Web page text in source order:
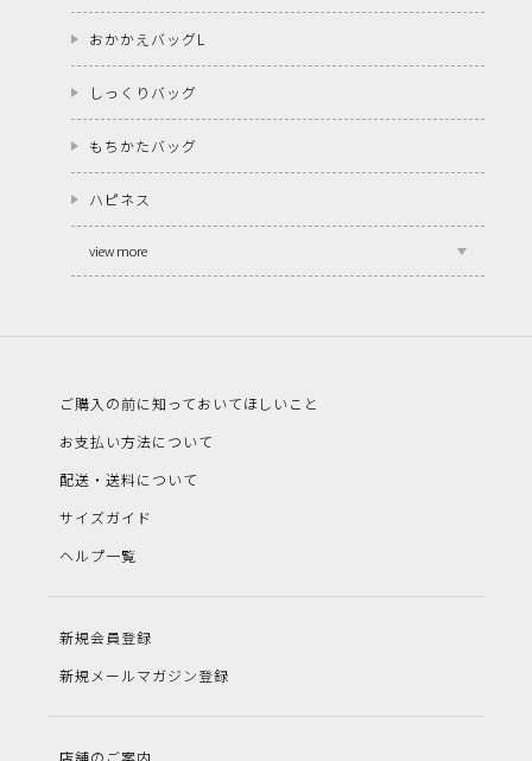
おかかえバッグL
しっくりバッグ
もちかたバッグ
ハピネス
view more
ご購入の前に知っておいてほしいこと
お支払い方法について
配送・送料について
サイズガイド
ヘルプ一覧
新規会員登録
新規メールマガジン登録
店舗のご案内